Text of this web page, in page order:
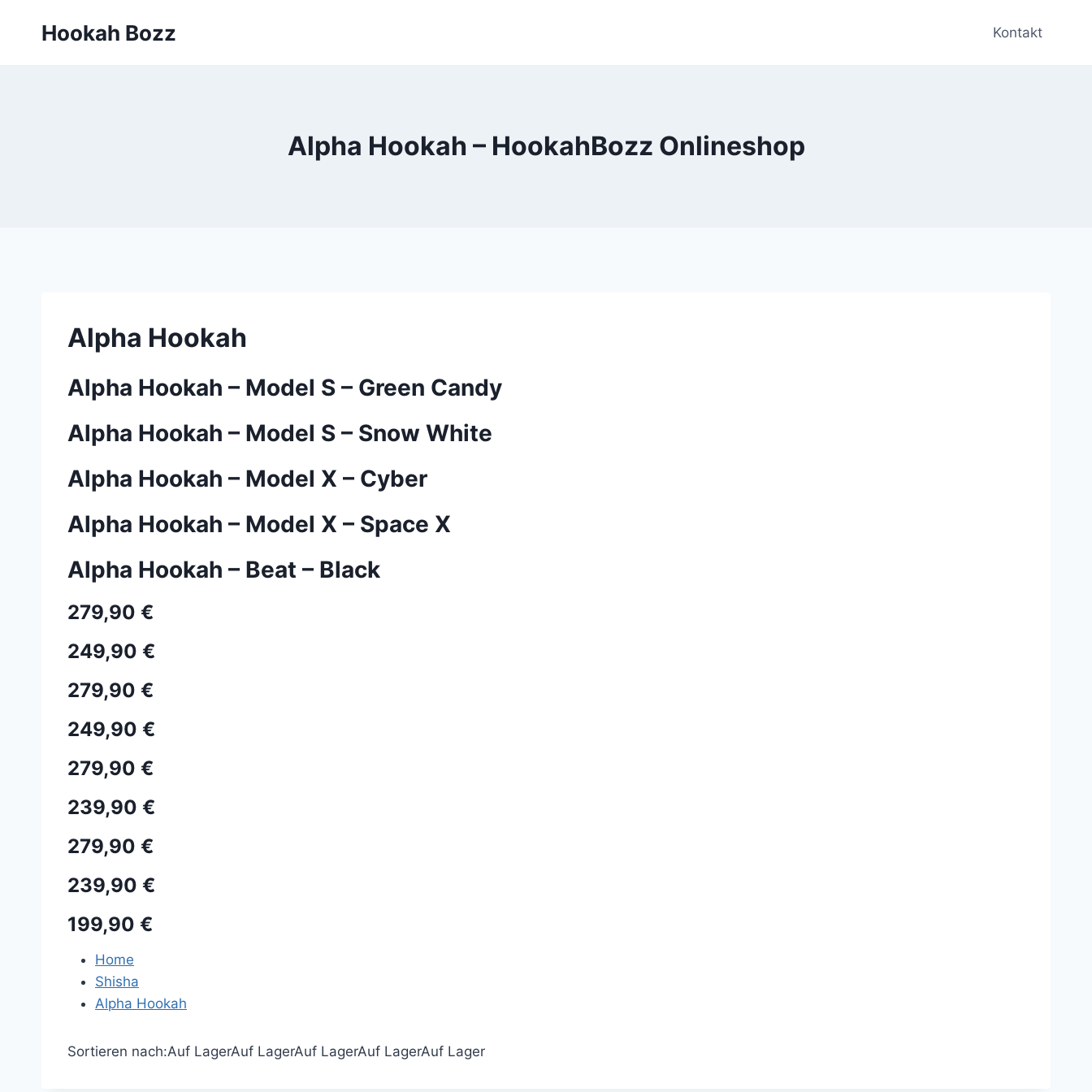
Hookah Bozz Kontakt
Alpha Hookah – HookahBozz Onlineshop
Alpha Hookah
Alpha Hookah – Model S – Green Candy
Alpha Hookah – Model S – Snow White
Alpha Hookah – Model X – Cyber
Alpha Hookah – Model X – Space X
Alpha Hookah – Beat – Black
279,90 €
249,90 €
279,90 €
249,90 €
279,90 €
239,90 €
279,90 €
239,90 €
199,90 €
Home
Shisha
Alpha Hookah
Sortieren nach:Auf LagerAuf LagerAuf LagerAuf LagerAuf Lager